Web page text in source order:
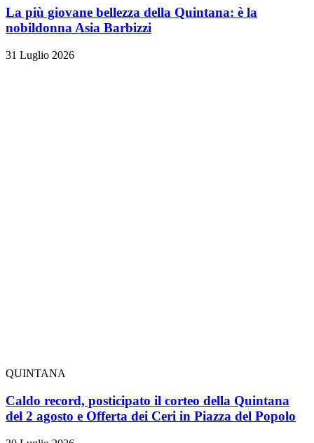
La più giovane bellezza della Quintana: è la
nobildonna Asia Barbizzi
31 Luglio 2026
QUINTANA
Caldo record, posticipato il corteo della Quintana
del 2 agosto e Offerta dei Ceri in Piazza del Popolo